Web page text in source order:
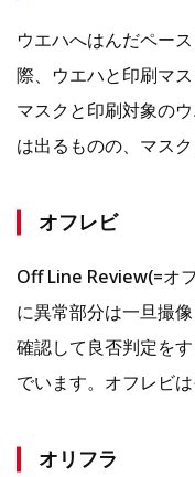
ウエハへはんだペー
際、ウエハと印刷マ
マスクと印刷対象の
は出るものの、マス
オフレビ
Off Line Review(=オ
に異常部分は一旦撮
確認して良否判定を
でいます。オフレビは
オリフラ